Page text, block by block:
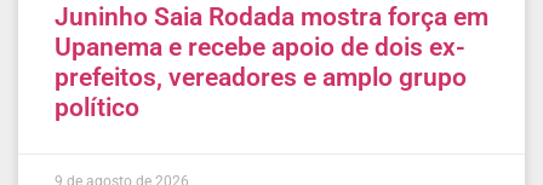
Juninho Saia Rodada mostra força em
Upanema e recebe apoio de dois ex-
prefeitos, vereadores e amplo grupo
político